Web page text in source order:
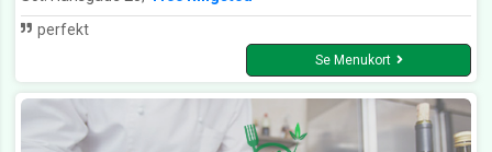
perfekt
Se Menukort